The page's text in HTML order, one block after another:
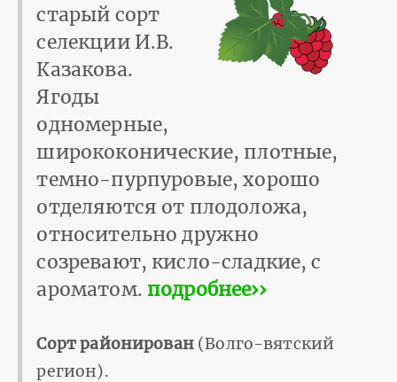
старый сорт
селекции И.В.
Казакова.
Ягоды
одномерные,
ширококонические, плотные,
темно-пурпуровые, хорошо
отделяются от плодоложа,
относительно дружно
созревают, кисло-сладкие, с
ароматом. подробнее››
Сорт районирован(Волго-вятский
регион).